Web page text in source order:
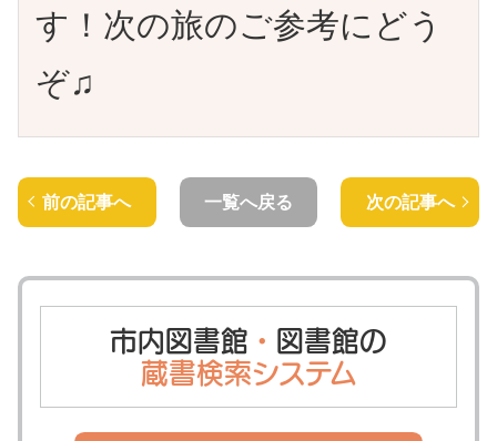
す！次の旅のご参考にどう
ぞ♫
前の記事へ 一覧へ戻る 次の記事へ
市内図書館 ・ 図書館の
蔵書検索システム